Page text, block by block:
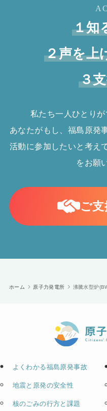
１知
２声を上
３
私たち一人ひとりが
あなたがもし、福島原発
活動に参加したいと考え
をお願
ご支
ホーム 原子力発電所 沸騰水型炉
よくわかる福島原発事故
地震と原発の安全性
核のごみの行方と課題